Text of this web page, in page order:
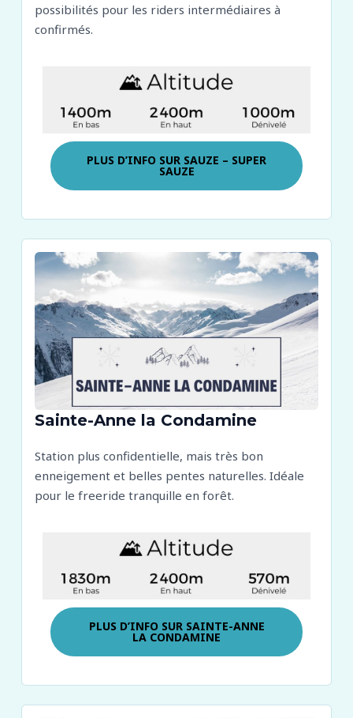
possibilités pour les riders intermédiaires à
confirmés.
PLUS D’INFO SUR SAUZE – SUPER
SAUZE
Sainte-Anne la Condamine
Station plus confidentielle, mais très bon
enneigement et belles pentes naturelles. Idéale
pour le freeride tranquille en forêt.
PLUS D’INFO SUR SAINTE-ANNE
LA CONDAMINE